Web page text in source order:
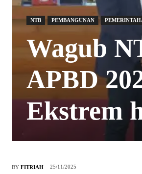
NTB PEMBANGUNAN
Wagub
APBD
Ekstrem
BY FITRIAH 25/11/2025